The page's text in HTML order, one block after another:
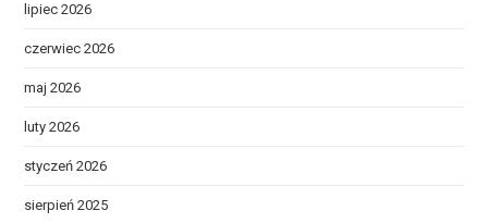
lipiec 2026
czerwiec 2026
maj 2026
luty 2026
styczeń 2026
sierpień 2025